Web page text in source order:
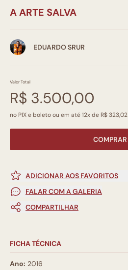
A ARTE SALVA
EDUARDO SRUR
Valor Total
R$ 3.500,00
no PIX e boleto ou em até 12x de R$ 323,02
COMPRAR
ADICIONAR AOS FAVORITOS
FALAR COM A GALERIA
COMPARTILHAR
FICHA TÉCNICA
Ano: 2016